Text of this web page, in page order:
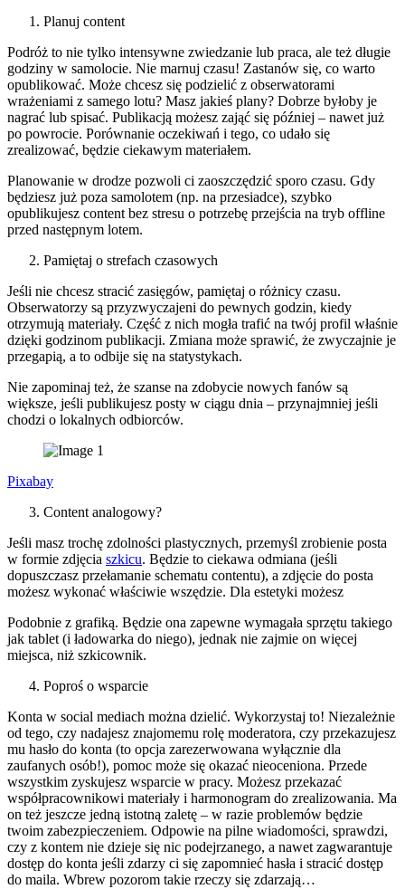
Planuj content
Podróż to nie tylko intensywne zwiedzanie lub praca, ale też długie
godziny w samolocie. Nie marnuj czasu! Zastanów się, co warto
opublikować. Może chcesz się podzielić z obserwatorami
wrażeniami z samego lotu? Masz jakieś plany? Dobrze byłoby je
nagrać lub spisać. Publikacją możesz zająć się później – nawet już
po powrocie. Porównanie oczekiwań i tego, co udało się
zrealizować, będzie ciekawym materiałem.
Planowanie w drodze pozwoli ci zaoszczędzić sporo czasu. Gdy
będziesz już poza samolotem (np. na przesiadce), szybko
opublikujesz content bez stresu o potrzebę przejścia na tryb offline
przed następnym lotem.
Pamiętaj o strefach czasowych
Jeśli nie chcesz stracić zasięgów, pamiętaj o różnicy czasu.
Obserwatorzy są przyzwyczajeni do pewnych godzin, kiedy
otrzymują materiały. Część z nich mogła trafić na twój profil właśnie
dzięki godzinom publikacji. Zmiana może sprawić, że zwyczajnie je
przegapią, a to odbije się na statystykach.
Nie zapominaj też, że szanse na zdobycie nowych fanów są
większe, jeśli publikujesz posty w ciągu dnia – przynajmniej jeśli
chodzi o lokalnych odbiorców.
Pixabay
Content analogowy?
Jeśli masz trochę zdolności plastycznych, przemyśl zrobienie posta
w formie zdjęcia szkicu. Będzie to ciekawa odmiana (jeśli
dopuszczasz przełamanie schematu contentu), a zdjęcie do posta
możesz wykonać właściwie wszędzie. Dla estetyki możesz
Podobnie z grafiką. Będzie ona zapewne wymagała sprzętu takiego
jak tablet (i ładowarka do niego), jednak nie zajmie on więcej
miejsca, niż szkicownik.
Poproś o wsparcie
Konta w social mediach można dzielić. Wykorzystaj to! Niezależnie
od tego, czy nadajesz znajomemu rolę moderatora, czy przekazujesz
mu hasło do konta (to opcja zarezerwowana wyłącznie dla
zaufanych osób!), pomoc może się okazać nieoceniona. Przede
wszystkim zyskujesz wsparcie w pracy. Możesz przekazać
współpracownikowi materiały i harmonogram do zrealizowania. Ma
on też jeszcze jedną istotną zaletę – w razie problemów będzie
twoim zabezpieczeniem. Odpowie na pilne wiadomości, sprawdzi,
czy z kontem nie dzieje się nic podejrzanego, a nawet zagwarantuje
dostęp do konta jeśli zdarzy ci się zapomnieć hasła i stracić dostęp
do maila. Wbrew pozorom takie rzeczy się zdarzają…